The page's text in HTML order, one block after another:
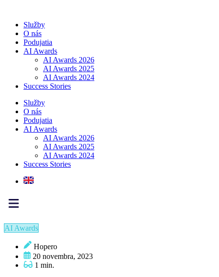
obsah
Služby
O nás
Podujatia
AI Awards
AI Awards 2026
AI Awards 2025
AI Awards 2024
Success Stories
Služby
O nás
Podujatia
AI Awards
AI Awards 2026
AI Awards 2025
AI Awards 2024
Success Stories
AI Awards
Hopero
20 novembra, 2023
1 min.